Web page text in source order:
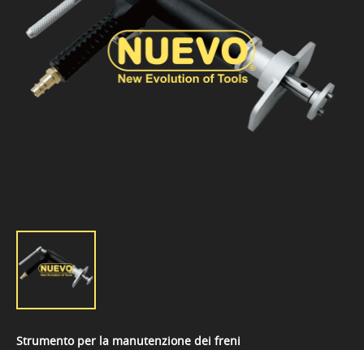
Strumento per la manutenzione dei freni